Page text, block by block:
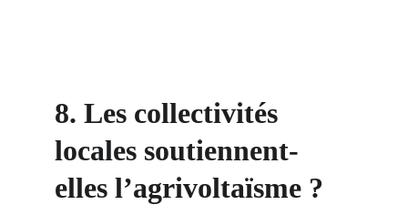
8. Les collectivités
locales soutiennent-
elles l’agrivoltaïsme ?